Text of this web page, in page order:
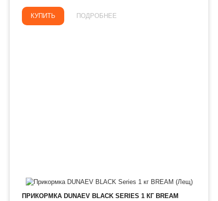
КУПИТЬ ПОДРОБНЕЕ
ПРИКОРМКА DUNAEV BLACK SERIES 1 КГ BREAM